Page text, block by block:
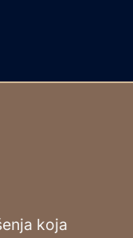
koja